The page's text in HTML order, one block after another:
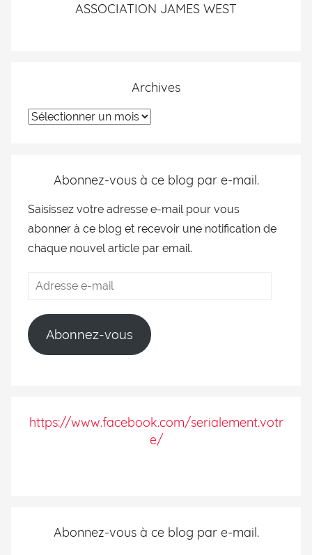
ASSOCIATION JAMES WEST
Archives
Abonnez-vous à ce blog par e-mail.
Saisissez votre adresse e-mail pour vous
abonner à ce blog et recevoir une notification de
chaque nouvel article par email.
Abonnez-vous
https://www.facebook.com/serialement.votr
e/
Abonnez-vous à ce blog par e-mail.